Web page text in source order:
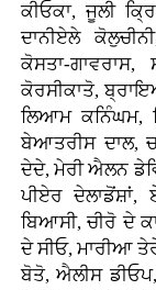
ਕੀਓਕਾ, ਜੂਲੀ
ਦਾਨੀਏਲੇ
ਕੋਸਤਾ-
ਕੋਰਸੀਕਾਤੋ,
ਲਿਆਮ ਕਨਿੰਘਮ,
ਬੇਆਤਰੀਸ ਦਾਲ,
ਦੇਦੇ, ਮੇਰੀ ਐਲਨ
ਪੀਏਰ
ਬਿਆਸੀ, ਚੀਰੋ ਦੇ
ਦੇ ਸੀਓ, ਮਾਰੀਆ
ਬੋਤੋ, ਐਲੀਸ ਡੀਓਪ,